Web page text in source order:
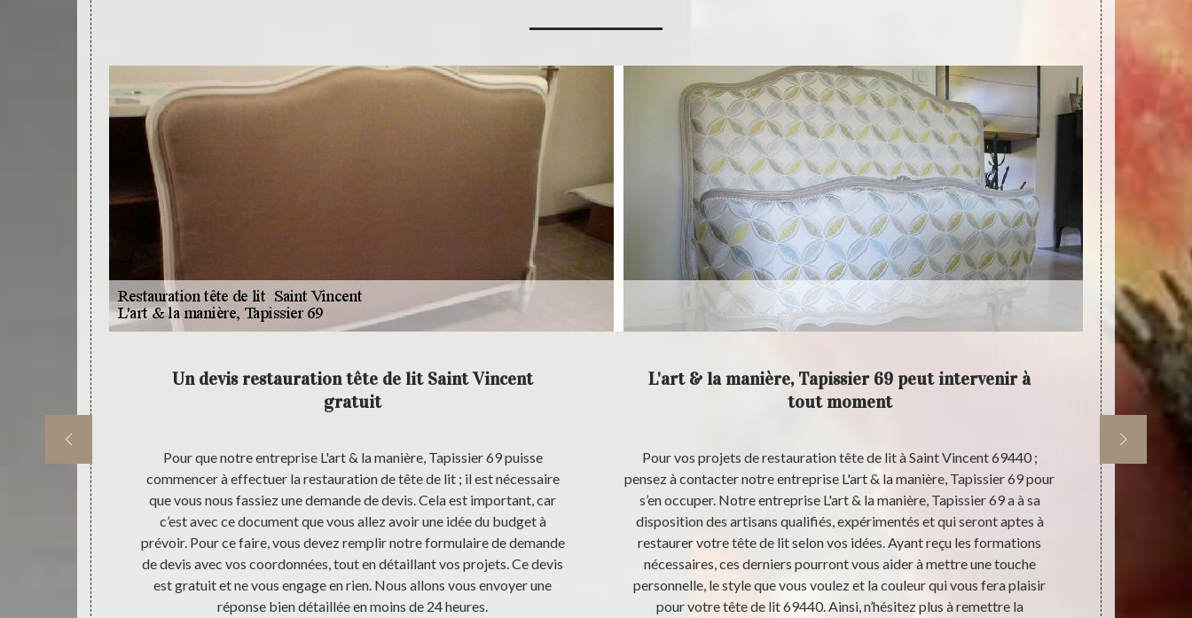
Un devis restauration tête de lit Saint Vincent
gratuit
Pour que notre entreprise L'art & la manière, Tapissier 69 puisse
commencer à effectuer la restauration de tête de lit ; il est nécessaire
que vous nous fassiez une demande de devis. Cela est important, car
c’est avec ce document que vous allez avoir une idée du budget à
prévoir. Pour ce faire, vous devez remplir notre formulaire de demande
de devis avec vos coordonnées, tout en détaillant vos projets. Ce devis
est gratuit et ne vous engage en rien. Nous allons vous envoyer une
réponse bien détaillée en moins de 24 heures.
L'art & la manière, Tapissier 69 peut intervenir à
tout moment
Pour vos projets de restauration tête de lit à Saint Vincent 69440 ;
pensez à contacter notre entreprise L'art & la manière, Tapissier 69 pour
s’en occuper. Notre entreprise L'art & la manière, Tapissier 69 a à sa
disposition des artisans qualifiés, expérimentés et qui seront aptes à
restaurer votre tête de lit selon vos idées. Ayant reçu les formations
nécessaires, ces derniers pourront vous aider à mettre une touche
personnelle, le style que vous voulez et la couleur qui vous fera plaisir
pour votre tête de lit 69440. Ainsi, n’hésitez plus à remettre la
L'art